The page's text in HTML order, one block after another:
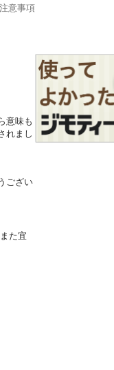
注意事項
意味も
れまし
ござい
た宜